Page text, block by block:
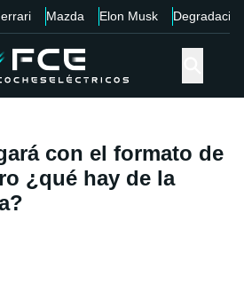
Mazda Elon Musk Degradación
con el formato de
¿qué hay de la